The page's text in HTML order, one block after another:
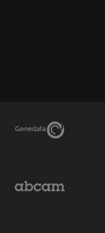
Genedata Link